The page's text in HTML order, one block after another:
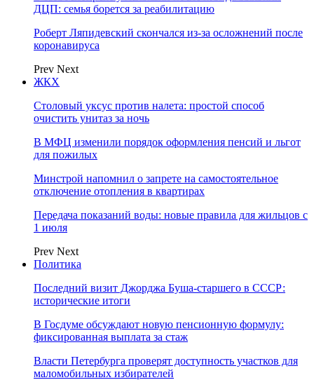
ДЦП: семья борется за реабилитацию
Роберт Ляпидевский скончался из-за осложнений после
коронавируса
Prev Next
ЖКХ
Столовый уксус против налета: простой способ
очистить унитаз за ночь
В МФЦ изменили порядок оформления пенсий и льгот
для пожилых
Минстрой напомнил о запрете на самостоятельное
отключение отопления в квартирах
Передача показаний воды: новые правила для жильцов с
1 июля
Prev Next
Политика
Последний визит Джорджа Буша-старшего в СССР:
исторические итоги
В Госдуме обсуждают новую пенсионную формулу:
фиксированная выплата за стаж
Власти Петербурга проверят доступность участков для
маломобильных избирателей